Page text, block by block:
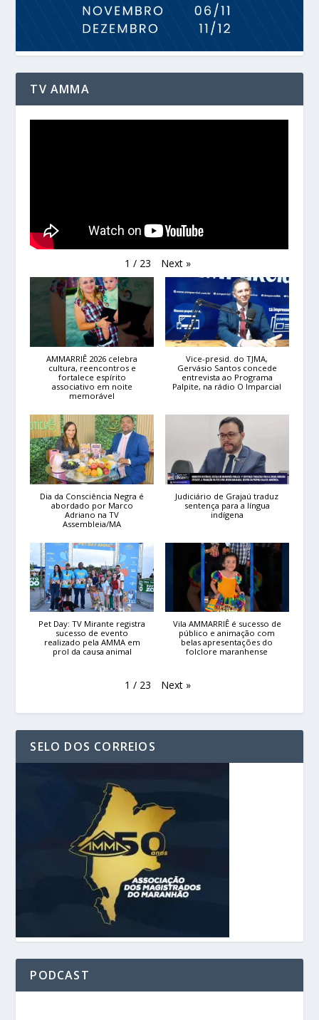
TV AMMA
1 / 23 Next »
AMMARRIÊ 2026 celebra
cultura, reencontros e
fortalece espírito
associativo em noite
memorável
Vice-presid. do TJMA,
Gervásio Santos concede
entrevista ao Programa
Palpite, na rádio O Imparcial
Dia da Consciência Negra é
abordado por Marco
Adriano na TV
Assembleia/MA
Judiciário de Grajaú traduz
sentença para a língua
indígena
Pet Day: TV Mirante registra
sucesso de evento
realizado pela AMMA em
prol da causa animal
Vila AMMARRIÊ é sucesso de
público e animação com
belas apresentações do
folclore maranhense
1 / 23 Next »
SELO DOS CORREIOS
PODCAST